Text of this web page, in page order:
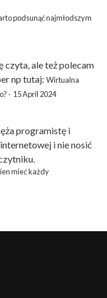
podsunąć najmłodszym
czyta, ale też polecam
np tutaj: Wirtualna
· 15 April 2024
programistę i
i nie nosić
mieć każdy